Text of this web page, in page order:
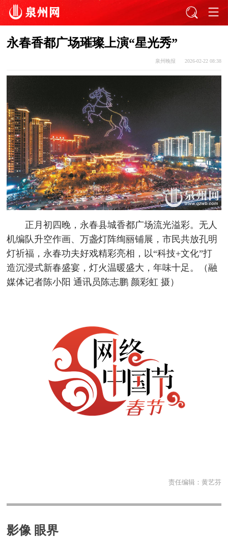
永春香都广场璀璨上演“星光秀”
泉州晚报 2026-02-22 08:38
正月初四晚，永春县城香都广场流光溢彩。无人
机编队升空作画、万盏灯阵绚丽铺展，市民共放孔明
灯祈福，永春功夫好戏精彩亮相，以“科技+文化”打
造沉浸式新春盛宴，灯火温暖盛大，年味十足。（融
媒体记者陈小阳 通讯员陈志鹏 颜彩虹 摄）
责任编辑： 黄艺芬
影像 眼界